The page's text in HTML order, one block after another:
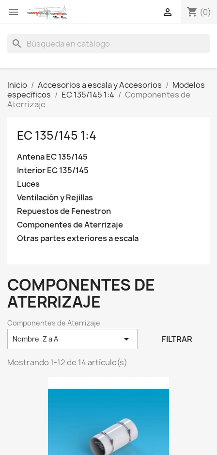
 shopping_cart (0)

search
Inicio Accesorios a escala y Accesorios
Modelos
específicos
EC 135/145 1:4
Componentes de
Aterrizaje
EC 135/145 1:4
Antena EC 135/145
Interior EC 135/145
Luces
Ventilación y Rejillas
Repuestos de Fenestron
Componentes de Aterrizaje
Otras partes exteriores a escala
COMPONENTES DE
ATERRIZAJE
Componentes de Aterrizaje
Nombre, Z a A
 FILTRAR
Mostrando 1-12 de 14 artículo(s)